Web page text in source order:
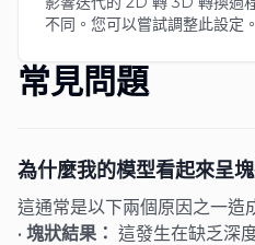
不同。您可以嘗試調整此設定。
常見問題
為什麼我的模型看起來呈
這通常是以下兩個原因之一造
• 塊狀結果： 這發生在缺乏深